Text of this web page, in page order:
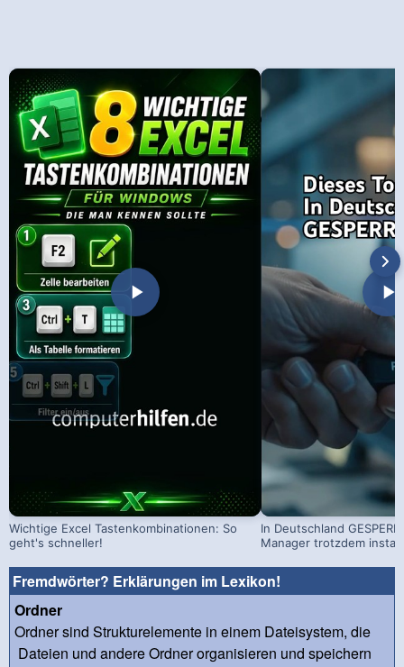
Wichtige Excel Tastenkombinationen: So
geht's schneller!
In Deutschland
Manager trotzdem
Fremdwörter? Erklärungen im Lexikon!
Ordner
Ordner sind Strukturelemente in einem Dateisystem, die
Dateien und andere Ordner organisieren und speichern